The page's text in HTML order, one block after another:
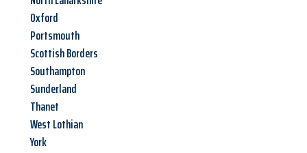
Oxford
Portsmouth
Scottish Borders
Southampton
Sunderland
Thanet
West Lothian
York